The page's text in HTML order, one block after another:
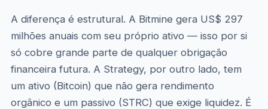
A diferença é estrutural. A Bitmine gera US$ 297
milhões anuais com seu próprio ativo — isso por si
só cobre grande parte de qualquer obrigação
financeira futura. A Strategy, por outro lado, tem
um ativo (Bitcoin) que não gera rendimento
orgânico e um passivo (STRC) que exige liquidez. É